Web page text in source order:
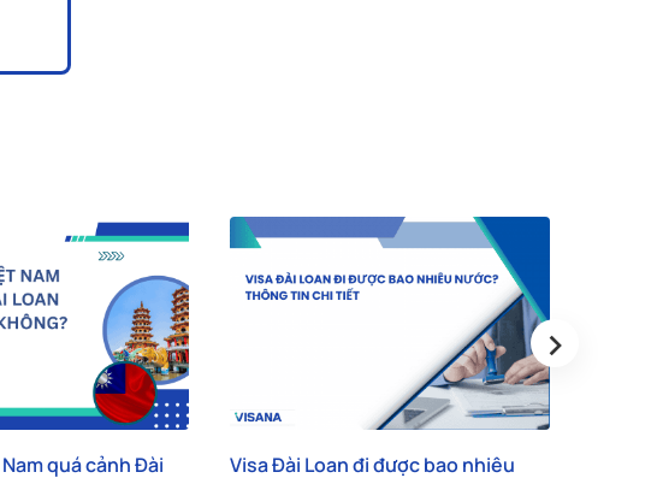
đi được bao nhiêu
Chi tiết thông tin từ A đến Z về
›